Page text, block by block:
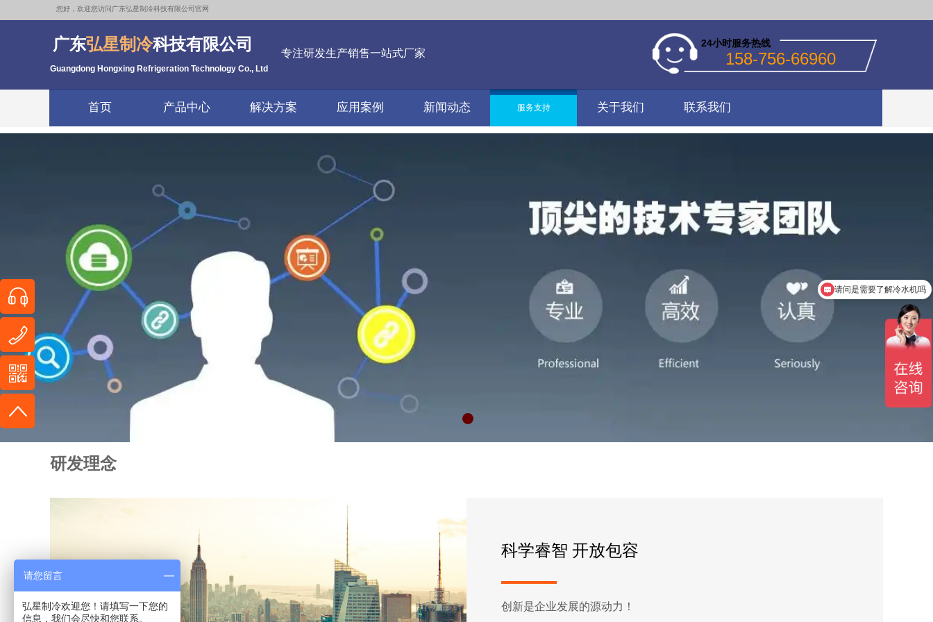
您好，欢迎您访问广东弘星制冷科技有限公司官网
广东弘星制冷科技有限公司 专注研发生产销售一站式厂家
24小时服务热线
158-756-66960
Guangdong Hongxing Refrigeration Technology Co., Ltd
首页 产品中心 解决方案 应用案例 新闻动态 服务支持 关于我们 联系我们
创新是企业发展的源动力！
科学睿智 开放包容
研发理念
科技创新
请问是需要了解冷水机吗
请您留言
弘星制冷欢迎您！请填写一下您的
信息，我们会尽快和您联系。